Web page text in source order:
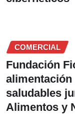
COMERCIAL
Fundación
saludables
Alimentos y